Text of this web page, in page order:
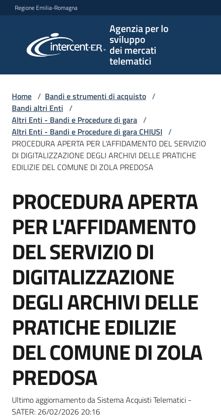
Vai al contenuto
Vai alla navigazione
Vai al footer
Regione Emilia-Romagna
Agenzia per lo
sviluppo
dei mercati
telematici
per lo
sviluppo
telematici
L'Agenzia
e
strumenti
acquisto
Supporto
Piattaforme
telematiche
site
Home / Bandi e strumenti di acquisto /
Bandi altri Enti /
Altri Enti - Bandi e Procedure di gara /
Altri Enti - Bandi e Procedure di gara CHIUSI /
PROCEDURA APERTA PER L'AFFIDAMENTO DEL SERVIZIO
DI DIGITALIZZAZIONE DEGLI ARCHIVI DELLE PRATICHE
EDILIZIE DEL COMUNE DI ZOLA PREDOSA
Salta al contenuto
PROCEDURA APERTA
PER L'AFFIDAMENTO
DEL SERVIZIO DI
DIGITALIZZAZIONE
DEGLI ARCHIVI DELLE
PRATICHE EDILIZIE
DEL COMUNE DI ZOLA
PREDOSA
Ultimo aggiornamento da Sistema Acquisti Telematici -
SATER: 26/02/2026 20:16